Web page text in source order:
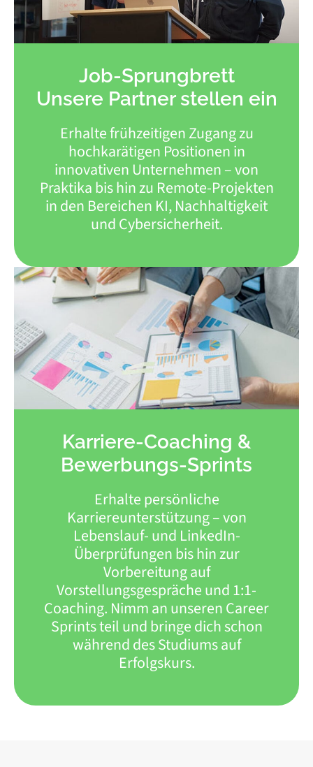
Job-Sprungbrett
Unsere Partner stellen ein
Erhalte frühzeitigen Zugang zu
hochkarätigen Positionen in
innovativen Unternehmen – von
Praktika bis hin zu Remote-Projekten
in den Bereichen KI, Nachhaltigkeit
und Cybersicherheit.
Karriere-Coaching &
Bewerbungs-Sprints
Erhalte persönliche
Karriereunterstützung – von
Lebenslauf- und LinkedIn-
Überprüfungen bis hin zur
Vorbereitung auf
Vorstellungsgespräche und 1:1-
Coaching. Nimm an unseren Career
Sprints teil und bringe dich schon
während des Studiums auf
Erfolgskurs.